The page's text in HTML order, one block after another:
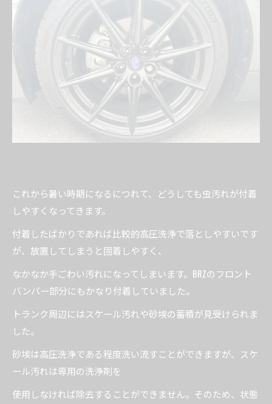
これから暑い時期になるにつれて、どうしても虫汚れが付着
しやすくなってきます。
付着したばかりであれば比較的高圧洗浄で落としやすいです
が、放置してしまうと固着しやすく、
なかなか手ごわい汚れになってしまいます。BRZのフロント
バンパー部分にもかなり付着していました。
トランク周辺にはスケール汚れや砂埃の蓄積が見受けられま
した。
砂埃は高圧洗浄である程度洗い流すことができますが、スケ
ール汚れは専用の洗浄剤を
使用しなければ除去することができません。そのため、状態